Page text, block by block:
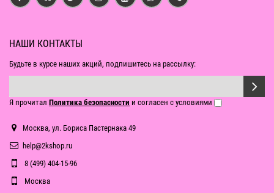
НАШИ КОНТАКТЫ
Будьте в курсе наших акций, подпишитесь на рассылку:
Я прочитал Политика безопасности и согласен с условиями
Москва, ул. Бориса Пастернака 49
help@2kshop.ru
8 (499) 404-15-96
Москва